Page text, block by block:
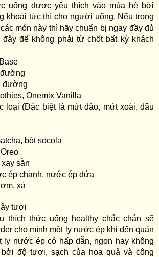
uống được yêu thích vào mùa hè bởi
khoái tức thì cho người uống. Nếu trong
món này thì hãy chuẩn bị ngay đầy đủ
để không phải từ chốt bất kỳ khách
đường
Onemix Vanilla
loại (Đặc biệt là mứt đào, mứt xoài, dâu
bột socola
sẵn
ép chanh, nước ép dứa
xả
tươi
thích thức uống healthy chắc chắn sẽ
cho mình một ly nước ép khi đến quán
ly nước ép có hấp dẫn, ngon hay không
độ tươi, sạch của hoa quả và công